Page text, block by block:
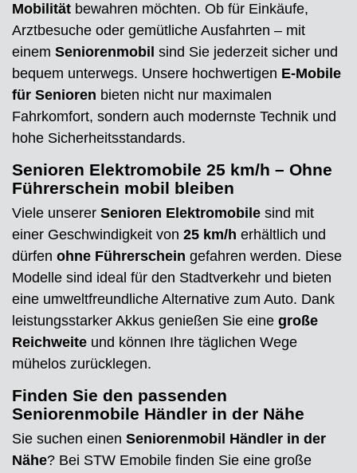
Mobilität bewahren möchten. Ob für Einkäufe,
Arztbesuche oder gemütliche Ausfahrten – mit
einem Seniorenmobil sind Sie jederzeit sicher und
bequem unterwegs. Unsere hochwertigen E-Mobile
für Senioren bieten nicht nur maximalen
Fahrkomfort, sondern auch modernste Technik und
hohe Sicherheitsstandards.
Senioren Elektromobile 25 km/h – Ohne
Führerschein mobil bleiben
Viele unserer Senioren Elektromobile sind mit
einer Geschwindigkeit von 25 km/h erhältlich und
dürfen ohne Führerschein gefahren werden. Diese
Modelle sind ideal für den Stadtverkehr und bieten
eine umweltfreundliche Alternative zum Auto. Dank
leistungsstarker Akkus genießen Sie eine große
Reichweite und können Ihre täglichen Wege
mühelos zurücklegen.
Finden Sie den passenden
Seniorenmobile Händler in der Nähe
Sie suchen einen Seniorenmobil Händler in der
Nähe? Bei STW Emobile finden Sie eine große